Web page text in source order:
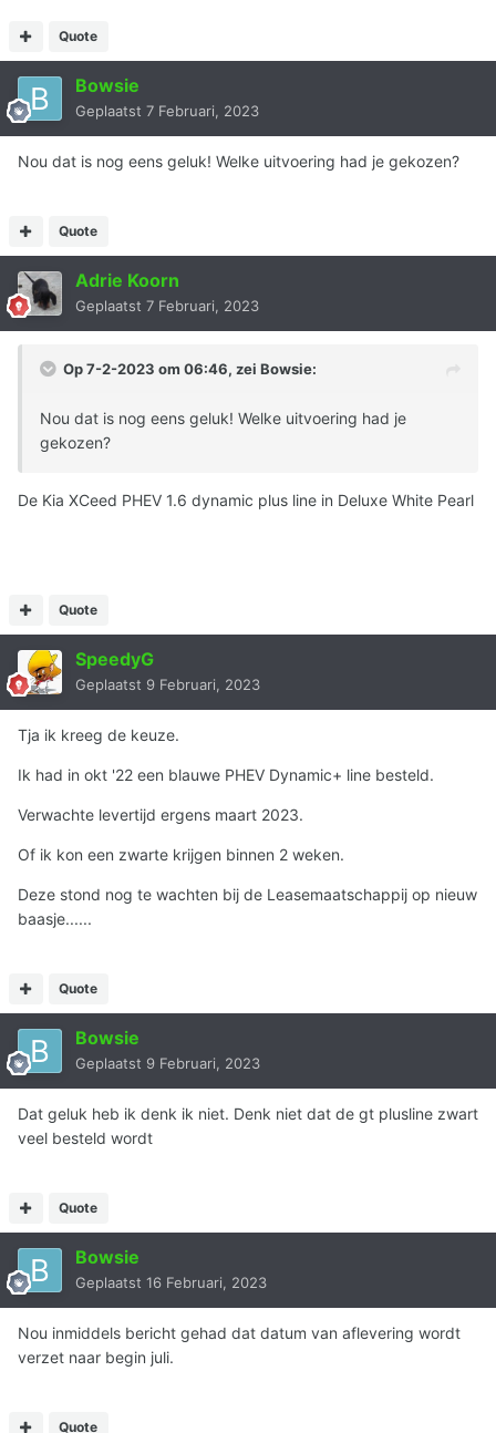
Quote
Bowsie
Geplaatst 7 Februari, 2023
Nou dat is nog eens geluk! Welke uitvoering had je gekozen?
Quote
Adrie Koorn
Geplaatst 7 Februari, 2023
Op 7-2-2023 om 06:46, zei Bowsie:
Nou dat is nog eens geluk! Welke uitvoering had je
gekozen?
De Kia XCeed PHEV 1.6 dynamic plus line in Deluxe White Pearl
Quote
SpeedyG
Geplaatst 9 Februari, 2023
Tja ik kreeg de keuze.
Ik had in okt '22 een blauwe PHEV Dynamic+ line besteld.
Verwachte levertijd ergens maart 2023.
Of ik kon een zwarte krijgen binnen 2 weken.
Deze stond nog te wachten bij de Leasemaatschappij op nieuw
baasje......
Quote
Bowsie
Geplaatst 9 Februari, 2023
Dat geluk heb ik denk ik niet. Denk niet dat de gt plusline zwart
veel besteld wordt
Quote
Bowsie
Geplaatst 16 Februari, 2023
Nou inmiddels bericht gehad dat datum van aflevering wordt
verzet naar begin juli.
Quote